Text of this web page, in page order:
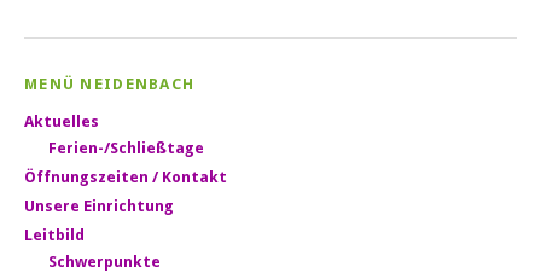
MENÜ NEIDENBACH
Aktuelles
Ferien-/Schließtage
Öffnungszeiten / Kontakt
Unsere Einrichtung
Leitbild
Schwerpunkte